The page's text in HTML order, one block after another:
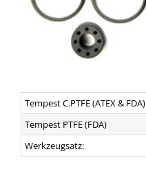
Tempest C.PTFE (ATEX & FDA)
Tempest PTFE (FDA)
Werkzeugsatz: